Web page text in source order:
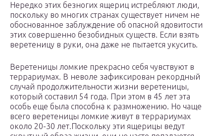
Нередко этих безногих ящериц истребляют люди,
поскольку во многих странах существует ничем не
обоснованное заблуждение об опасной ядовитости
этих совершенно безобидных существ. Если взять
веретеницу в руки, она даже не пытается укусить.
Веретеницы ломкие прекрасно себя чувствуют в
террариумах. В неволе зафиксирован рекордный
случай продолжительности жизни веретеницы,
который составил 54 года. При этом в 45 лет эта
особь еще была способна к размножению. Но чаще
всего веретеницы ломкие живут в террариумах
около 20-30 лет.Поскольку эти ящерицы ведут